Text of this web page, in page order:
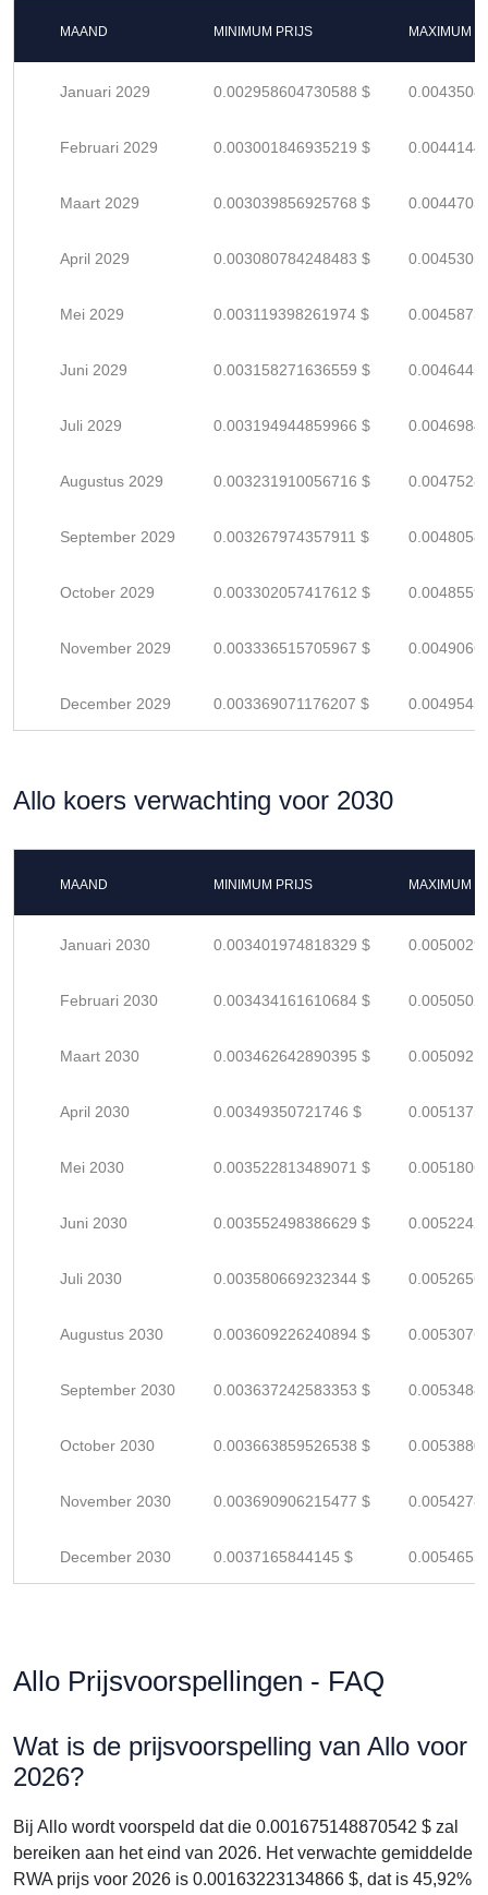
MAAND MINIMUM PRIJS MAXIMUM
Januari 2029 0.002958604730588 $
Februari 2029 0.003001846935219 $
Maart 2029 0.003039856925768 $
April 2029 0.003080784248483 $
Mei 2029 0.003119398261974 $
Juni 2029 0.003158271636559 $
Juli 2029 0.003194944859966 $
Augustus 2029 0.003231910056716 $
September 2029 0.003267974357911 $
October 2029 0.003302057417612 $
November 2029 0.003336515705967 $
December 2029 0.003369071176207 $
Allo koers verwachting voor 2030
MAAND MINIMUM PRIJS MAXIMUM
Januari 2030 0.003401974818329 $
Februari 2030 0.003434161610684 $
Maart 2030 0.003462642890395 $
April 2030 0.00349350721746 $
Mei 2030 0.003522813489071 $
Juni 2030 0.003552498386629 $
Juli 2030 0.003580669232344 $
Augustus 2030 0.003609226240894 $
September 2030 0.003637242583353 $
October 2030 0.003663859526538 $
November 2030 0.003690906215477 $
December 2030 0.0037165844145 $
Allo Prijsvoorspellingen - FAQ
Wat is de prijsvoorspelling van Allo voor
2026?
Bij Allo wordt voorspeld dat die 0.001675148870542 $ zal
bereiken aan het eind van 2026. Het verwachte gemiddelde
RWA prijs voor 2026 is 0.00163223134866 $, dat is 45,92%